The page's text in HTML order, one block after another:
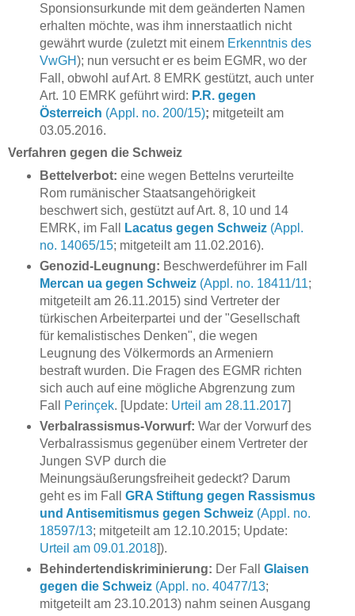
Sponsionsurkunde mit dem geänderten Namen
erhalten möchte, was ihm innerstaatlich nicht
gewährt wurde (zuletzt mit einem Erkenntnis des
VwGH); nun versucht er es beim EGMR, wo der
Fall, obwohl auf Art. 8 EMRK gestützt, auch unter
Art. 10 EMRK geführt wird: P.R. gegen
Österreich (Appl. no. 200/15); mitgeteilt am
03.05.2016.
Verfahren gegen die Schweiz
Bettelverbot: eine wegen Bettelns verurteilte
Rom rumänischer Staatsangehörigkeit
beschwert sich, gestützt auf Art. 8, 10 und 14
EMRK, im Fall
Lacatus gegen Schweiz(Appl.
no. 14065/15; mitgeteilt am 11.02.2016).
Genozid-Leugnung: Beschwerdeführer im Fall
Mercan ua gegen Schweiz(Appl. no. 18411/11;
mitgeteilt am 26.11.2015) sind Vertreter der
türkischen Arbeiterpartei und der "Gesellschaft
für kemalistisches Denken", die wegen
Leugnung des Völkermords an Armeniern
bestraft wurden. Die Fragen des EGMR richten
sich auch auf eine mögliche Abgrenzung zum
Fall
Perinçek. [Update: Urteil am 28.11.2017]
Verbalrassismus-Vorwurf: War der Vorwurf des
Verbalrassismus gegenüber einem Vertreter der
Jungen SVP durch die
Meinungsäußerungsfreiheit gedeckt? Darum
geht es im Fall GRA Stiftung gegen Rassismus
und Antisemitismus gegen Schweiz(Appl. no.
18597/13; mitgeteilt am 12.10.2015; Update:
Urteil am 09.01.2018]).
Behindertendiskriminierung: Der Fall Glaisen
gegen die Schweiz(Appl. no. 40477/13;
mitgeteilt am 23.10.2013) nahm seinen Ausgang